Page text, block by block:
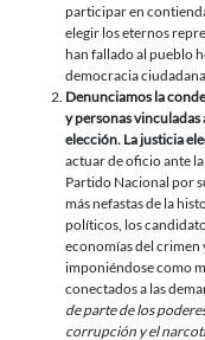
participar en
elegir los eternos
han fallado al pueblo
democracia
Denunciamos la
y personas
elección. La justicia
actuar de oficio ante
Partido Nacional por
más nefastas de la
políticos, los
economías del
imponiéndose como
conectados a las
de parte de los
corrupción y el